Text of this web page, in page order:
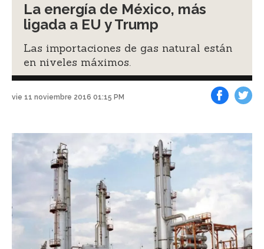
La energía de México, más
ligada a EU y Trump
Las importaciones de gas natural están
en niveles máximos.
vie 11 noviembre 2016 01:15 PM